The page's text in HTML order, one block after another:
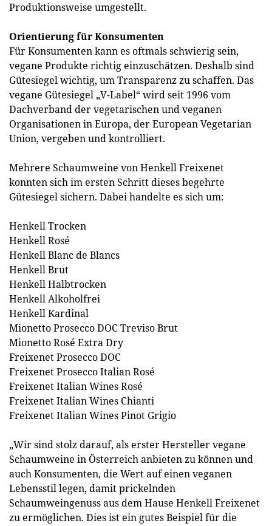
Produktionsweise umgestellt.
Orientierung für Konsumenten
Für Konsumenten kann es oftmals schwierig sein,
vegane Produkte richtig einzuschätzen. Deshalb sind
Gütesiegel wichtig, um Transparenz zu schaffen. Das
vegane Gütesiegel „V-Label“ wird seit 1996 vom
Dachverband der vegetarischen und veganen
Organisationen in Europa, der European Vegetarian
Union, vergeben und kontrolliert.
Mehrere Schaumweine von Henkell Freixenet
konnten sich im ersten Schritt dieses begehrte
Gütesiegel sichern. Dabei handelte es sich um:
Henkell Trocken
Henkell Rosé
Henkell Blanc de Blancs
Henkell Brut
Henkell Halbtrocken
Henkell Alkoholfrei
Henkell Kardinal
Mionetto Prosecco DOC Treviso Brut
Mionetto Rosé Extra Dry
Freixenet Prosecco DOC
Freixenet Prosecco Italian Rosé
Freixenet Italian Wines Rosé
Freixenet Italian Wines Chianti
Freixenet Italian Wines Pinot Grigio
„Wir sind stolz darauf, als erster Hersteller vegane
Schaumweine in Österreich anbieten zu können und
auch Konsumenten, die Wert auf einen veganen
Lebensstil legen, damit prickelnden
Schaumweingenuss aus dem Hause Henkell Freixenet
zu ermöglichen. Dies ist ein gutes Beispiel für die